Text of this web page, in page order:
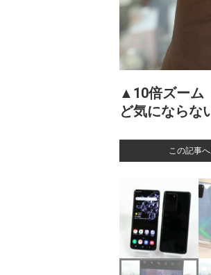
▲10倍ズーム
ど気にならな
この記事